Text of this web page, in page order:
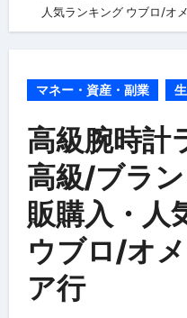
人気ランキング ウブロ/オ
マネー・資産・副業
高級腕時
高級/ブラ
販購入・人
ウブロ/オ
ア行